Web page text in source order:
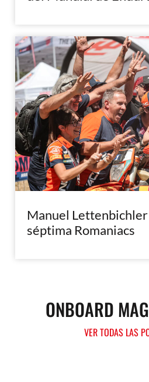
Manuel Lettenbichler
séptima Romaniacs
ONBOARD
VER TODAS LAS